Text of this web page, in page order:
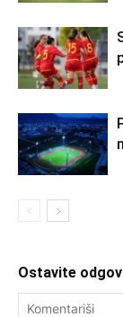
Ostavite